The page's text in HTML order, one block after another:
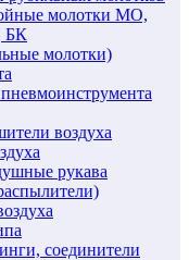
молотки МО,
БК
молотки)
воздуха
рукава
соединители